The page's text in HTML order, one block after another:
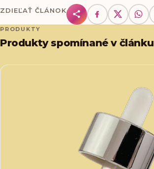
ZDIEĽAŤ ČLÁNOK
PRODUKTY
Produkty spomínané v článku